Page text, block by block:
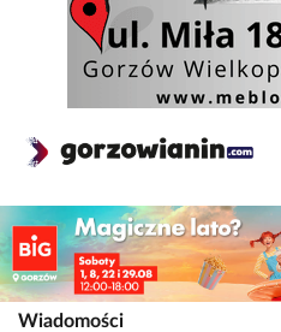
Wiadomości